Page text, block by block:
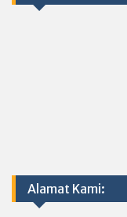
Alamat Kami: